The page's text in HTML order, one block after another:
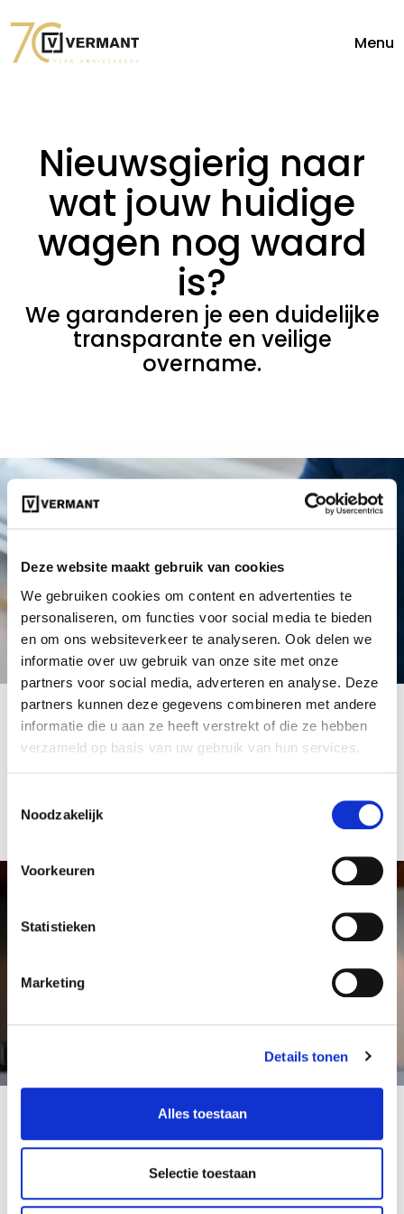
Deze website maakt gebruik van cookies
We gebruiken cookies om content en advertenties te
personaliseren, om functies voor social media te bieden
en om ons websiteverkeer te analyseren. Ook delen we
informatie over uw gebruik van onze site met onze
partners voor social media, adverteren en analyse. Deze
partners kunnen deze gegevens combineren met andere
informatie die u aan ze heeft verstrekt of die ze hebben
verzameld op basis van uw gebruik van hun services.
Noodzakelijk
Voorkeuren
Statistieken
Marketing
Details tonen
Alles toestaan
Selectie toestaan
Menu
Nieuwsgierig naar
wat jouw huidige
wagen nog waard
is?
We garanderen je een duidelijke
transparante en veilige
overname.
Jouw wagen inruilen voor een nieuwe?
Bezoek dichtstbijzijnde vestiging
Krijg een duidelijke, transparante en veilige
overnamebod.